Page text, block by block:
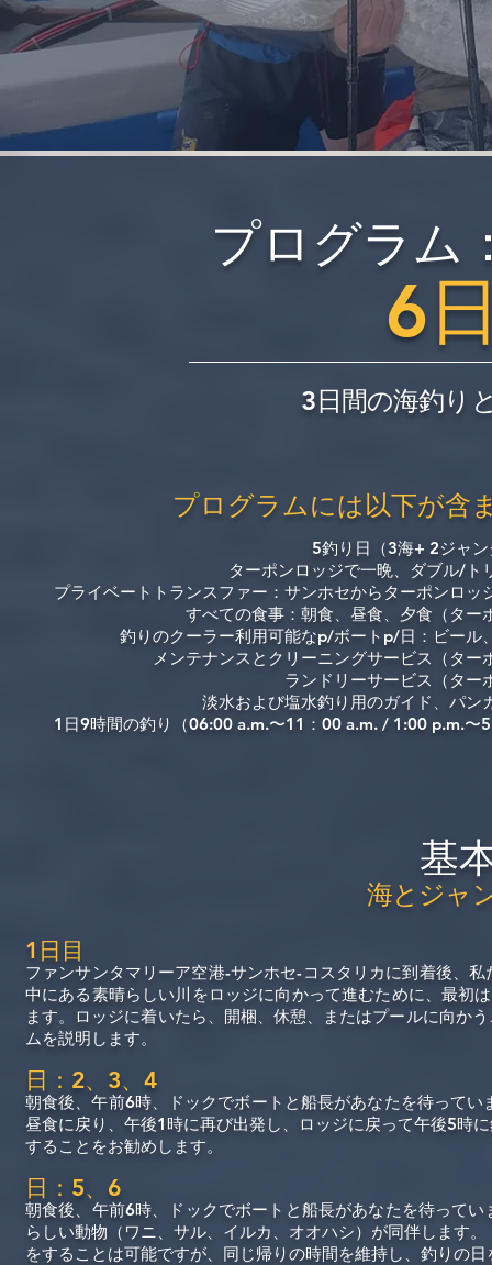
プログラム
6
3日間の海釣り
プログラムには以下が含
5釣り日（3海+ 2ジャ
ターポンロッジで一晩、ダブル/ト
プライベートトランスファー：サンホセからターポンロッ
すべての食事：朝食、昼食、夕食（ター
釣りのクーラー利用可能なp/ボートp/日：ビール
メンテナンスとクリーニングサービス（ター
ランドリーサービス（ター
淡水および塩水釣り用のガイド、パン
1日9時間の釣り（06:00 a.m.〜11：00 a.m. / 1:00 p.m.〜
基
海とジャ
1日目
ファンサンタマリーア空港-サンホセ-コスタリカに到着後、
中にある素晴らしい川をロッジに向かって進むために、最初
ます。ロッジに着いたら、開梱、休憩、またはプールに向か
ムを説明します。
日：2、3、4
朝食後、午前6時、ドックでボートと船長があなたを待って
昼食に戻り、午後1時に再び出発し、ロッジに戻って午後5時
することをお勧めします。
日：5、6
朝食後、午前6時、ドックでボートと船長があなたを待って
らしい動物（ワニ、サル、イルカ、オオハシ）が同伴します
をすることは可能ですが、同じ帰りの時間を維持し、釣りの